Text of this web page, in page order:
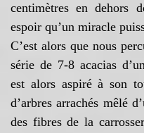
centimètres en dehors
espoir qu’un miracle
C’est alors que nous
série de 7-8 acacias
est alors aspiré à son
d’arbres arrachés mêlé
des fibres de la